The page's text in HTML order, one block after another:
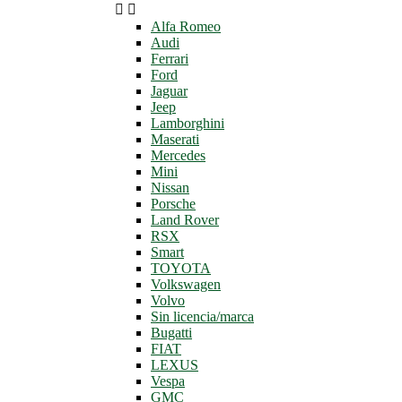
 
Alfa Romeo
Audi
Ferrari
Ford
Jaguar
Jeep
Lamborghini
Maserati
Mercedes
Mini
Nissan
Porsche
Land Rover
RSX
Smart
TOYOTA
Volkswagen
Volvo
Sin licencia/marca
Bugatti
FIAT
LEXUS
Vespa
GMC